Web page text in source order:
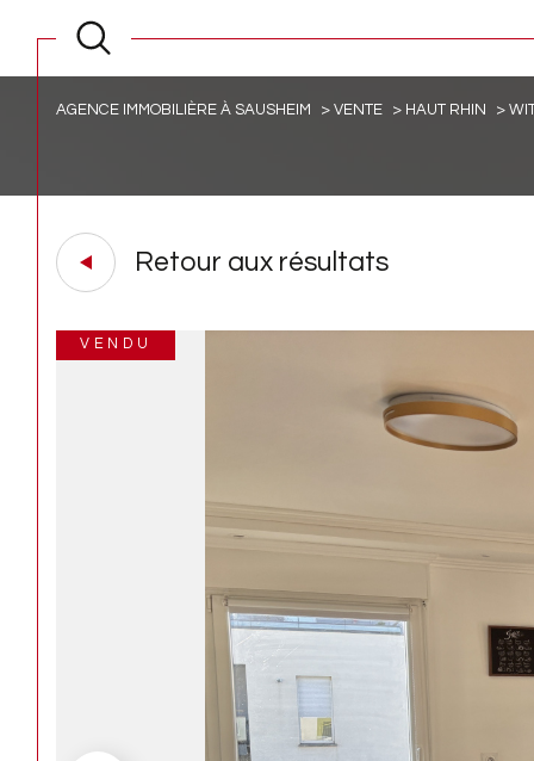
AGENCE IMMOBILIÈRE À SAUSHEIM VENTE HAUT RHIN
Retour aux résultats
VENDU